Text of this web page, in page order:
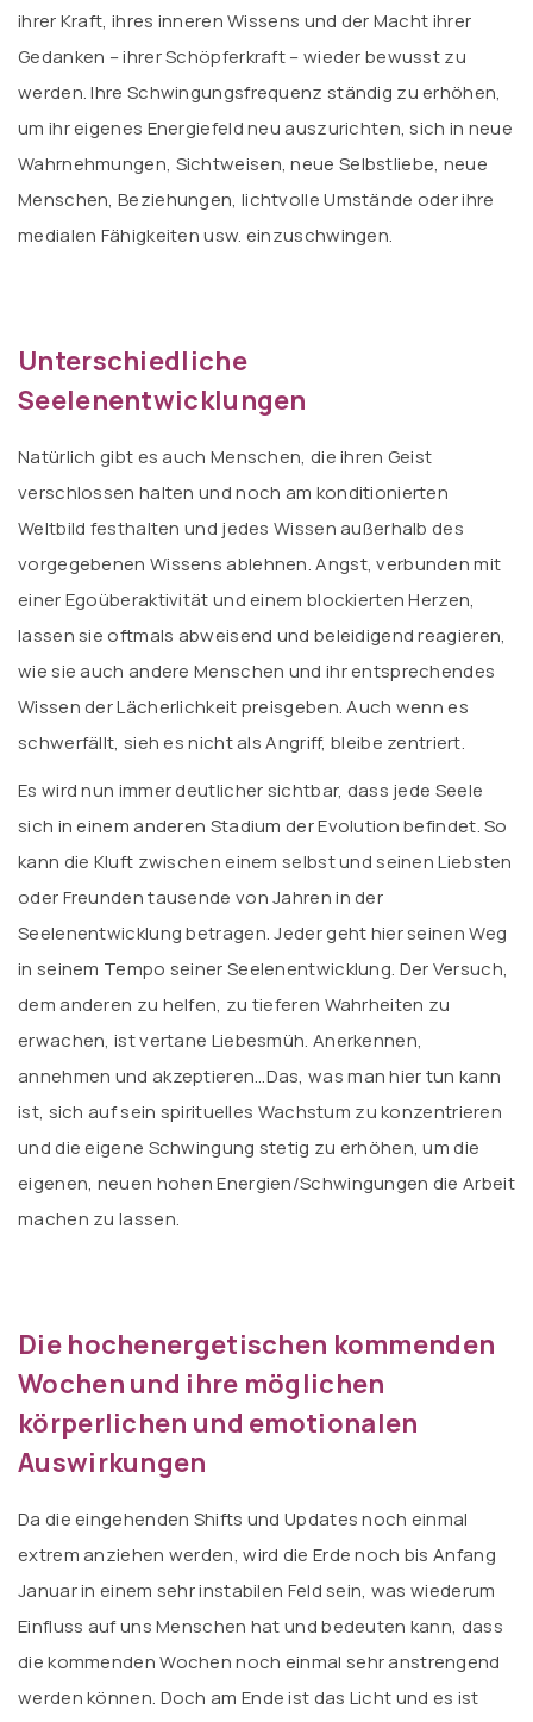
ihrer Kraft, ihres inneren Wissens und der Macht ihrer
Gedanken – ihrer Schöpferkraft – wieder bewusst zu
werden. Ihre Schwingungsfrequenz ständig zu erhöhen,
um ihr eigenes Energiefeld neu auszurichten, sich in neue
Wahrnehmungen, Sichtweisen, neue Selbstliebe, neue
Menschen, Beziehungen, lichtvolle Umstände oder ihre
medialen Fähigkeiten usw. einzuschwingen.
Unterschiedliche
Seelenentwicklungen
Natürlich gibt es auch Menschen, die ihren Geist
verschlossen halten und noch am konditionierten
Weltbild festhalten und jedes Wissen außerhalb des
vorgegebenen Wissens ablehnen. Angst, verbunden mit
einer Egoüberaktivität und einem blockierten Herzen,
lassen sie oftmals abweisend und beleidigend reagieren,
wie sie auch andere Menschen und ihr entsprechendes
Wissen der Lächerlichkeit preisgeben. Auch wenn es
schwerfällt, sieh es nicht als Angriff, bleibe zentriert.
Es wird nun immer deutlicher sichtbar, dass jede Seele
sich in einem anderen Stadium der Evolution befindet. So
kann die Kluft zwischen einem selbst und seinen Liebsten
oder Freunden tausende von Jahren in der
Seelenentwicklung betragen. Jeder geht hier seinen Weg
in seinem Tempo seiner Seelenentwicklung. Der Versuch,
dem anderen zu helfen, zu tieferen Wahrheiten zu
erwachen, ist vertane Liebesmüh. Anerkennen,
annehmen und akzeptieren…Das, was man hier tun kann
ist, sich auf sein spirituelles Wachstum zu konzentrieren
und die eigene Schwingung stetig zu erhöhen, um die
eigenen, neuen hohen Energien/Schwingungen die Arbeit
machen zu lassen.
Die hochenergetischen kommenden
Wochen und ihre möglichen
körperlichen und emotionalen
Auswirkungen
Da die eingehenden Shifts und Updates noch einmal
extrem anziehen werden, wird die Erde noch bis Anfang
Januar in einem sehr instabilen Feld sein, was wiederum
Einfluss auf uns Menschen hat und bedeuten kann, dass
die kommenden Wochen noch einmal sehr anstrengend
werden können. Doch am Ende ist das Licht und es ist